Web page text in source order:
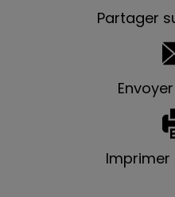
Partager